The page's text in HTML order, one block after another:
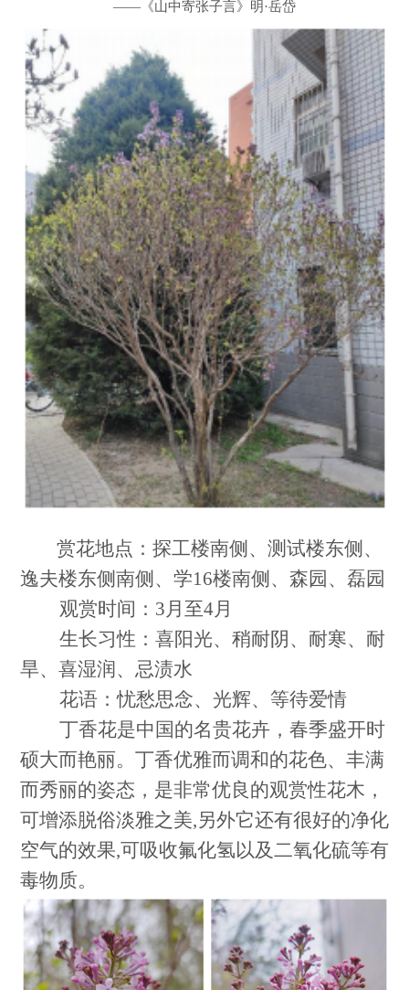
—— 《山中寄张子言》明·岳岱
赏花地点：探工楼南侧、测试楼东侧、
逸夫楼东侧南侧、学16楼南侧、森园、磊园
观赏时间：3月至4月
生长习性：喜阳光、稍耐阴、耐寒、耐
旱、喜湿润、忌渍水
花语：忧愁思念、光辉、等待爱情
丁香花是中国的名贵花卉，春季盛开时
硕大而艳丽。丁香优雅而调和的花色、丰满
而秀丽的姿态，是非常优良的观赏性花木，
可增添脱俗淡雅之美,另外它还有很好的净化
空气的效果,可吸收氟化氢以及二氧化硫等有
毒物质。